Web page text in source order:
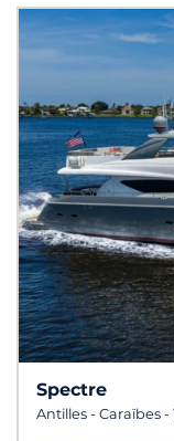
Spectre
Antilles - Caraïbes -